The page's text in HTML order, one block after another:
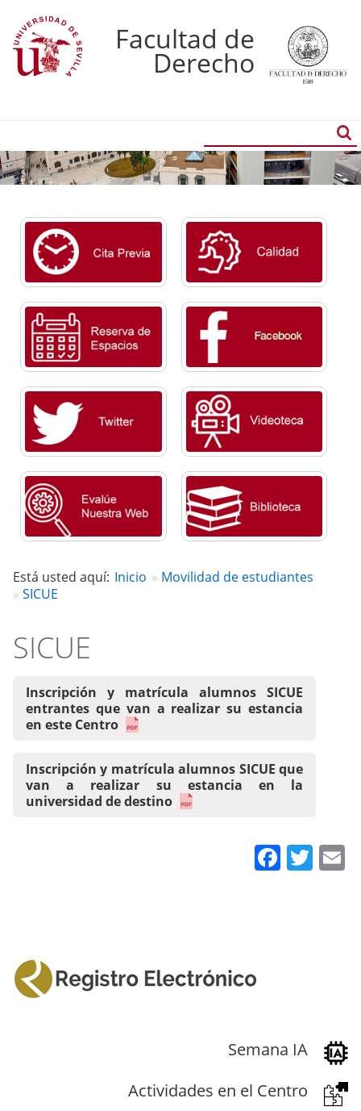
Facultad de
Derecho
Está usted aquí: Inicio
Movilidad de estudiantes
SICUE
SICUE
Inscripción y matrícula alumnos SICUE
entrantes que van a realizar su estancia
en este Centro
Inscripción y matrícula alumnos SICUE que
van a realizar su estancia en la
universidad de destino
Semana IA
Actividades en el Centro